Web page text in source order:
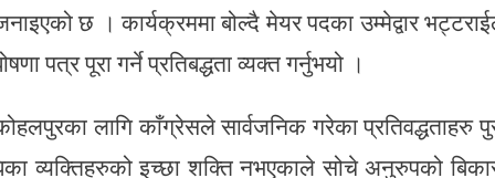
छ । कार्यक्रममा बोल्दै मेयर पदका उम्मेद्वार
पूरा गर्ने प्रतिबद्धता व्यक्त गर्नुभयो ।
लागि काँग्रेसले सार्वजनिक गरेका प्रतिवद्धताहरु
व्यक्तिहरुको इच्छा शक्ति नभएकाले सोचे अनुरुपको